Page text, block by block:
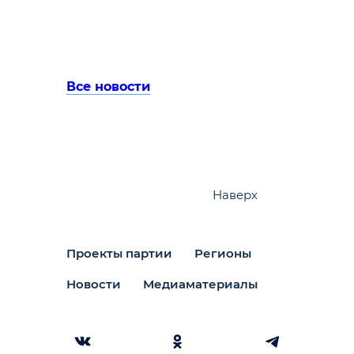
Все новости
Проекты партии Регионы
Новости Медиаматериалы
Наверх